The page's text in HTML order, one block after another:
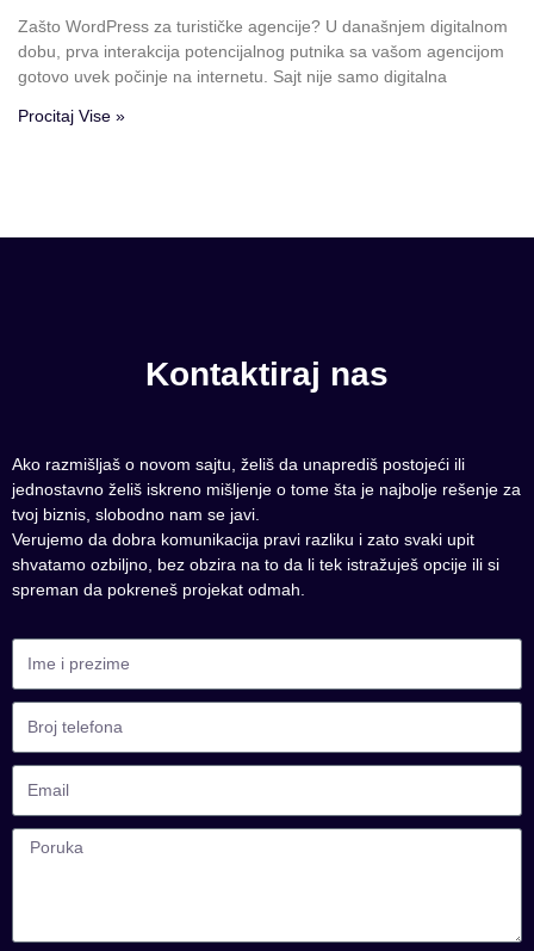
Zašto WordPress za turističke agencije? U današnjem digitalnom
dobu, prva interakcija potencijalnog putnika sa vašom agencijom
gotovo uvek počinje na internetu. Sajt nije samo digitalna
Procitaj Vise »
Kontaktiraj nas
Ako razmišljaš o novom sajtu, želiš da unaprediš postojeći ili
jednostavno želiš iskreno mišljenje o tome šta je najbolje rešenje za
tvoj biznis, slobodno nam se javi.
Verujemo da dobra komunikacija pravi razliku i zato svaki upit
shvatamo ozbiljno, bez obzira na to da li tek istražuješ opcije ili si
spreman da pokreneš projekat odmah.